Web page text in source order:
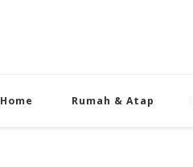
Home Rumah & Atap